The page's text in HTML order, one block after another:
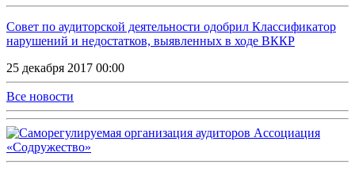
Совет по аудиторской деятельности одобрил Классификатор
нарушений и недостатков, выявленных в ходе ВККР
25 декабря 2017 00:00
Все новости